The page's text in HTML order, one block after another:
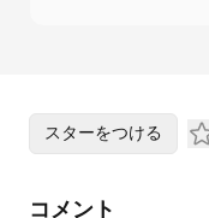
スターをつける
コメント